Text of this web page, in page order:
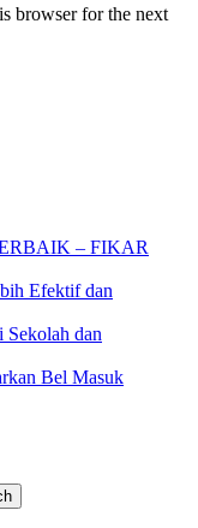
browser for the next
– FIKAR
Efektif dan
Sekolah dan
Bel Masuk